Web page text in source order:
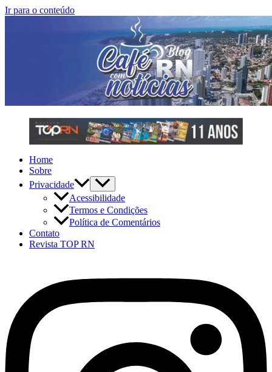
Ir para o conteúdo
Home
Sobre
Privacidade
Acessibilidade
Termos e Condições
Política de Comentários
Contato
Revista TOP RN